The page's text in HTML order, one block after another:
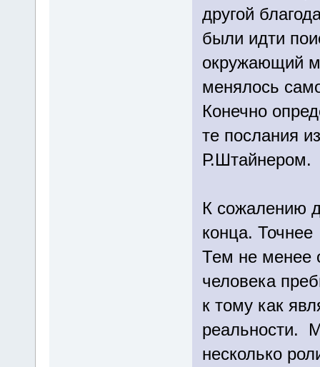
другой
были идти
окружающий
менялось
Конечно
те послания
Р.Штайнером.
К сожалению
конца.
Тем не менее
человека
к тому как
реальности.
несколько